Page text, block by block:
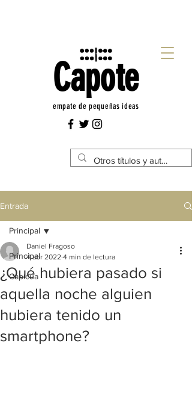
Capote
empate de pequeñas ideas
Entrada
Principal
Capicúa
Principal
¿Qué hubiera pasado si
aquella noche alguien
hubiera tenido un
smartphone?
Daniel Fragoso
4 abr 2022 4 min de lectura